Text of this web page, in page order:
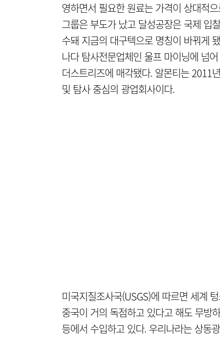
영하면서 필요한 원료는 가격이 상대적
그룹은 부도가 났고 달성공장은 국제 입
수돼 지금의 대구텍으로 명칭이 바꿔게
나다 탐사전문업체인 울프 마이닝에 넘
더스트리즈에 매각됐다. 알몬티는 2011
및 탐사 중심의 광업회사이다.
미국지질조사국(USGS)에 따르면 세계
중국이 거의 독점하고 있다고 해도 무방
등에서 수입하고 있다. 우리나라는 상동